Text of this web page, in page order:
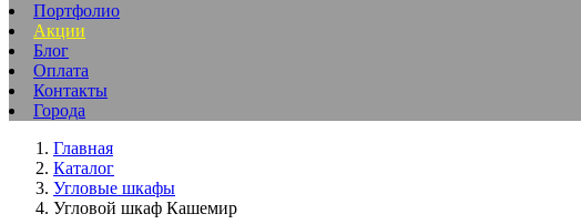
Портфолио
Акции
Блог
Оплата
Контакты
Города
Главная
Каталог
Угловые шкафы
Угловой шкаф Кашемир